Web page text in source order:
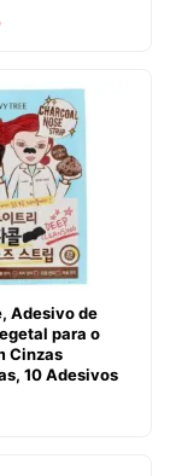
Adesivo de
para o
Cinzas
10 Adesivos